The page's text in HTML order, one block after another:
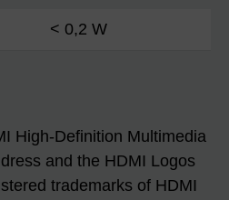
< 0,2 W
High-Definition Multimedia
and the HDMI Logos
trademarks of HDMI